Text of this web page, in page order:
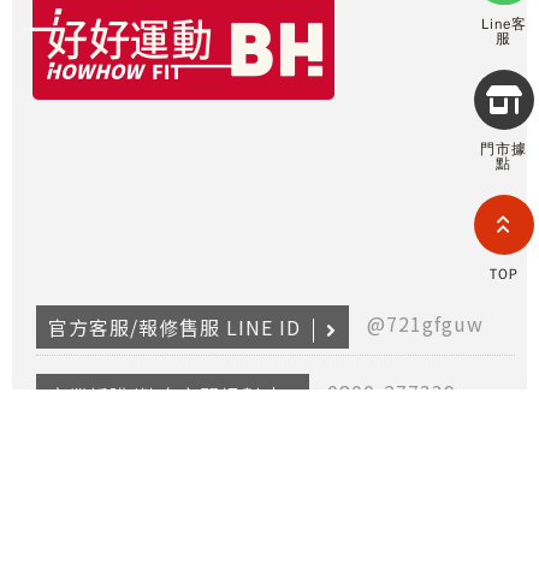
2026
Line客
服
門市據
點
TOP
官方客服/報修售服 LINE ID @721gfguw
商業採購/健身空間規劃 0800-277339